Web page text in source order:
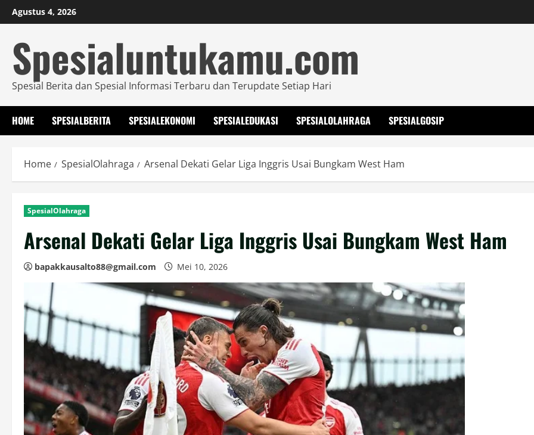
Skip
to
content
Agustus 4, 2026
Spesialuntukamu.com
Spesial Berita dan Spesial Informasi Terbaru dan Terupdate Setiap Hari
HOME SPESIALBERITA SPESIALEKONOMI SPESIALEDUKASI SPESIALOLAHRAGA SPESIALGOSIP
Home SpesialOlahraga Arsenal Dekati Gelar Liga Inggris Usai Bungkam West Ham
SpesialOlahraga
Arsenal Dekati Gelar Liga Inggris Usai Bungkam West Ham
bapakkausalto88@gmail.com Mei 10, 2026